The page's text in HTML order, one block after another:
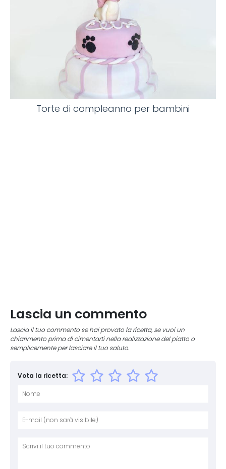
Torte di compleanno per bambini
Lascia un commento
Lascia il tuo commento se hai provato la ricetta, se vuoi un
chiarimento prima di cimentarti nella realizzazione del piatto o
semplicemente per lasciare il tuo saluto.
Vota la ricetta: